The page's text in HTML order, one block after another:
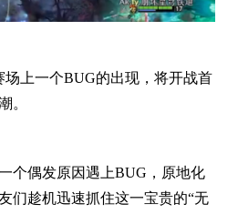
场上一个BUG的出现，将开战首
。
个偶发原因遇上BUG，原地化
们趁机迅速抓住这一宝贵的“无